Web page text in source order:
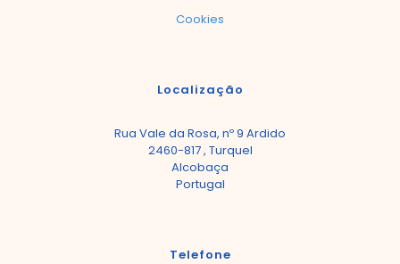
Cookies
Localização
Rua Vale da Rosa, nº 9 Ardido
2460-817 , Turquel
Alcobaça
Portugal
Telefone